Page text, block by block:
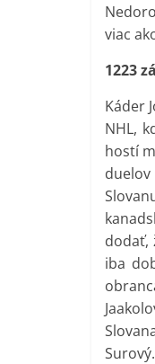
viac
1223
Káder
NHL,
hostí
dodať,
iba